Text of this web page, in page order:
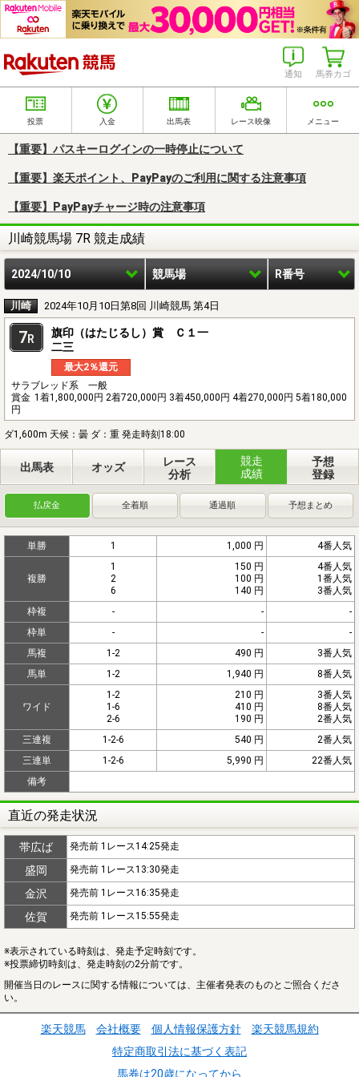
馬券カゴ
通知
投票 入金 出馬表 レース映像 メニュー
【重要】パスキーログインの一時停止について
【重要】楽天ポイント、PayPayのご利用に関する注意事項
【重要】PayPayチャージ時の注意事項
川崎競馬場 7R 競走成績
2024/10/10 競馬場 R番号
川崎 2024年10月10日第8回 川崎競馬 第4日
7R
旗印（はたじるし）賞 Ｃ１一
二三
最大2％還元
サラブレッド系 一般
賞金 1着1,800,000円 2着720,000円 3着450,000円 4着270,000円 5着180,000
円
ダ1,600m 天候：曇 ダ：重 発走時刻18:00
出馬表 オッズ
レース
分析
競走
成績
予想
登録
払戻金 全着順 通過順 予想まとめ
単勝 1 1,000 円 4番人気
複勝
1
2
6
150 円
100 円
140 円
4番人気
1番人気
3番人気
枠複
- -
-
枠単
- -
-
馬複
1-2 490 円
3番人気
馬単
1-2 1,940 円 8番人気
ワイド
1-2
1-6
2-6
210 円
410 円
190 円
3番人気
8番人気
2番人気
三連複
1-2-6 540 円
2番人気
三連単
1-2-6 5,990 円
22番人気
備考
直近の発走状況
帯広ば 発売前 1レース14:25発走
盛岡 発売前 1レース13:30発走
金沢 発売前 1レース16:35発走
佐賀 発売前 1レース15:55発走
※表示されている時刻は、発走予定時刻です。
※投票締切時刻は、発走時刻の2分前です。
開催当日のレースに関する情報については、主催者発表のものとご照合くださ
い。
楽天競馬 会社概要 個人情報保護方針
楽天競馬規約
特定商取引法に基づく表記
馬券は20歳になってから